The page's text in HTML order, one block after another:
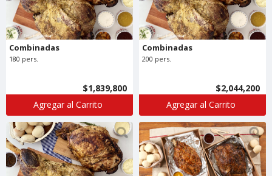
Combinadas
180 pers.
$1,839,800
Agregar al Carrito
Combinadas
200 pers.
$2,044,200
Agregar al Carrito